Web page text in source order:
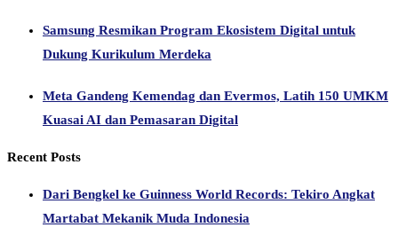
Samsung Resmikan Program Ekosistem Digital untuk
Dukung Kurikulum Merdeka
Meta Gandeng Kemendag dan Evermos, Latih 150 UMKM
Kuasai AI dan Pemasaran Digital
Recent Posts
Dari Bengkel ke Guinness World Records: Tekiro Angkat
Martabat Mekanik Muda Indonesia